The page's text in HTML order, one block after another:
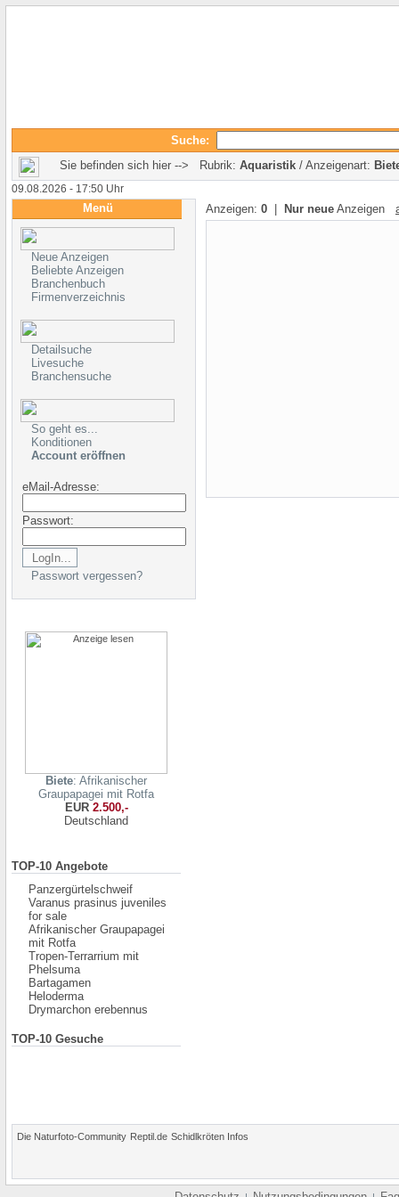
Suche:
Sie befinden sich hier --> Rubrik: Aquaristik / Anzeigenart:
09.08.2026 - 17:50 Uhr
Menü
Neue Anzeigen
Beliebte Anzeigen
Branchenbuch
Firmenverzeichnis
Detailsuche
Livesuche
Branchensuche
So geht es...
Konditionen
Account eröffnen
eMail-Adresse:
Passwort:
Passwort vergessen?
Biete: Afrikanischer
Graupapagei mit Rotfa
EUR2.500,-
Deutschland
TOP-10 Angebote
Panzergürtelschweif
Varanus prasinus juveniles
for sale
Afrikanischer Graupapagei
mit Rotfa
Tropen-Terrarrium mit
Phelsuma
Bartagamen
Heloderma
Drymarchon erebennus
TOP-10 Gesuche
Anzeigen: 0 Nur neue Anzeigen
Die Naturfoto-Community Reptil.de Schidlkröten Infos